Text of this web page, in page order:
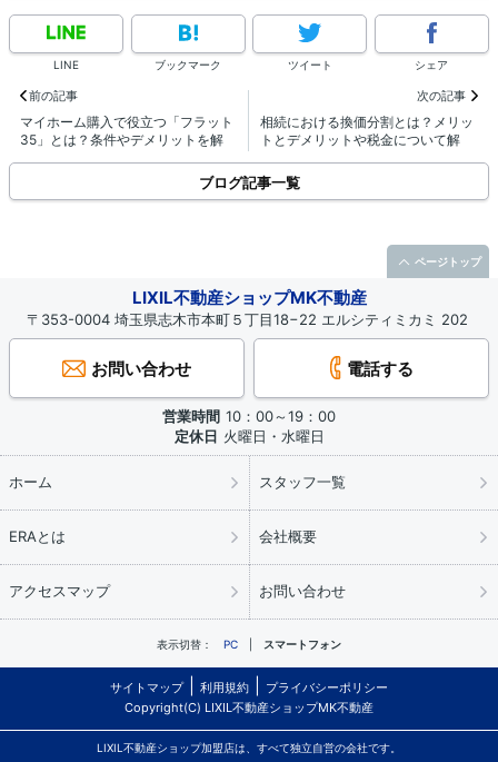
LINE ブックマーク ツイート シェア
前の記事
マイホーム購入で役立つ「フラット
35」とは？条件やデメリットを解
次の記事
相続における換価分割とは？メリッ
トとデメリットや税金について解
ブログ記事一覧
LIXIL不動産ショップMK不動産
〒353-0004 埼玉県志木市本町５丁目18−22 エルシティミカミ 202
お問い合わせ 電話する
営業時間 10：00～19：00
定休日 火曜日・水曜日
ホーム スタッフ一覧
ERAとは 会社概要
アクセスマップ お問い合わせ
表示切替： PC スマートフォン
サイトマップ 利用規約
プライバシーポリシー
Copyright(C) LIXIL不動産ショップMK不動産
LIXIL不動産ショップ加盟店は、すべて独立自営の会社です。
ページトップ